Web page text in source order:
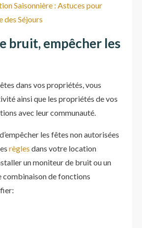
Saisonnière : Astuces pour
des Séjours
bruit, empêcher les
dans vos propriétés, vous
ainsi que les propriétés de vos
avec leur communauté.
les fêtes non autorisées
règles dans votre location
un moniteur de bruit ou un
combinaison de fonctions